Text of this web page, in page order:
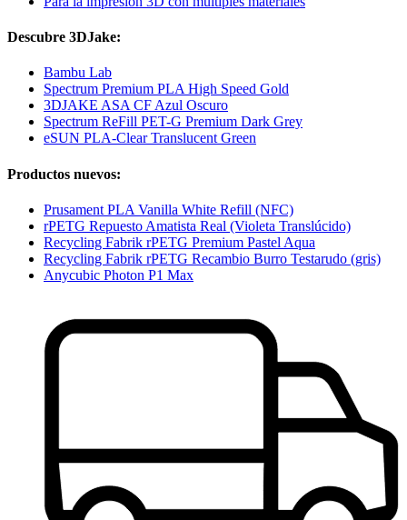
Descubre 3DJake:
Bambu Lab
Spectrum Premium PLA High Speed Gold
3DJAKE ASA CF Azul Oscuro
Spectrum ReFill PET-G Premium Dark Grey
eSUN PLA-Clear Translucent Green
Productos nuevos:
Prusament PLA Vanilla White Refill (NFC)
rPETG Repuesto Amatista Real (Violeta Translúcido)
Recycling Fabrik rPETG Premium Pastel Aqua
Recycling Fabrik rPETG Recambio Burro Testarudo (gris)
Anycubic Photon P1 Max